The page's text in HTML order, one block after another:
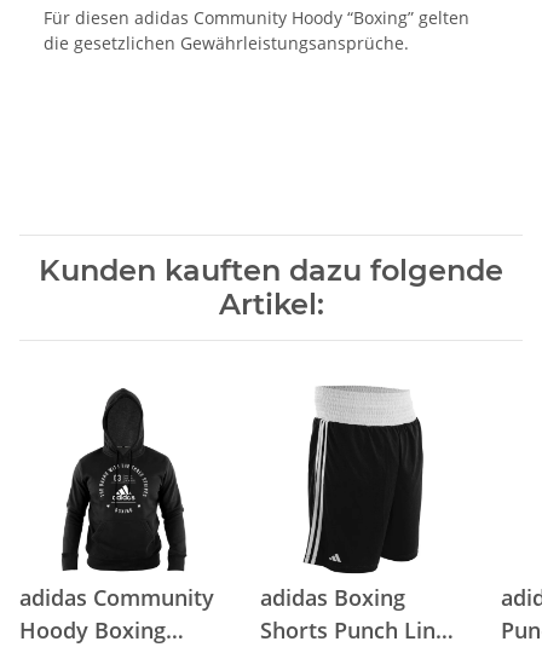
Für diesen adidas Community Hoody “Boxing” gelten
die gesetzlichen Gewährleistungsansprüche.
Kunden kauften dazu folgende
Artikel:
adidas Community
Hoody Boxing
adidas Boxing
Shorts Punch Line